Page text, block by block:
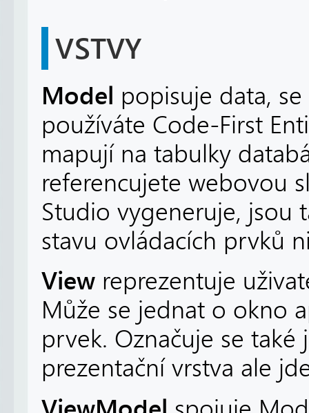
VSTVY
Model popisuje data,
používáte Code-First
mapují na tabulky
referencujete webovou
Studio vygeneruje, jsou
stavu ovládacích prvků
View reprezentuje
Může se jednat o okno
prvek. Označuje se
prezentační vrstva ale